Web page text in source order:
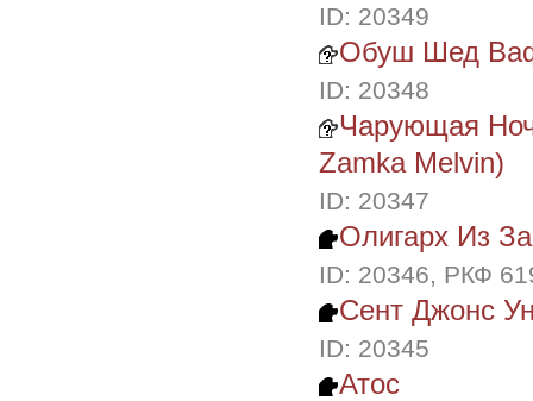
ID: 20349
Обуш Шед
ID: 20348
Чарующая
Zamka Melvin)
ID: 20347
Олигарх Из
ID: 20346, РКФ
Сент Джонс
ID: 20345
Атос